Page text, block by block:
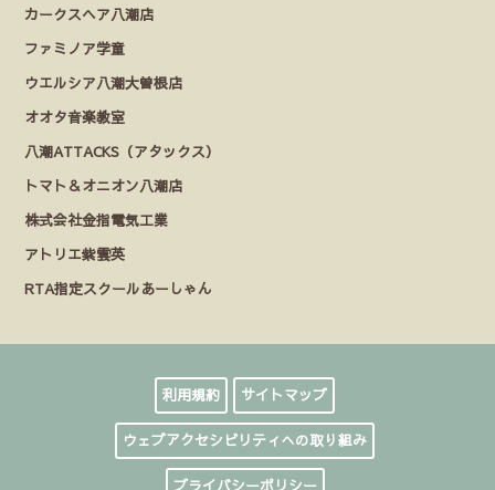
カークスヘア八潮店
ファミノア学童
ウエルシア八潮大曽根店
オオタ音楽教室
八潮ATTACKS（アタックス）
トマト＆オニオン八潮店
株式会社金指電気工業
アトリエ紫雲英
RTA指定スクールあーしゃん
利用規約 サイトマップ
ウェブアクセシビリティへの取り組み
プライバシーポリシー